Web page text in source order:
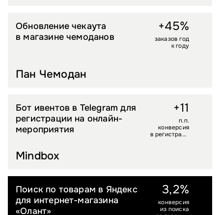
LIFESTYLE
Пан Чемодан
Обновление чекаута
в магазине чемоданов
+45%
заказов год
к году
B2B
Mindbox
Бот ивентов в Telegram для
регистрации на онлайн-
мероприятия
+11
п.п.
конверсия
в регистраци
ДЕТСКИЕ ТОВАРЫ
Поиск по товарам в Яндекс
для интернет-магазина
«Олант»
3,2%
конверсия
из поиска